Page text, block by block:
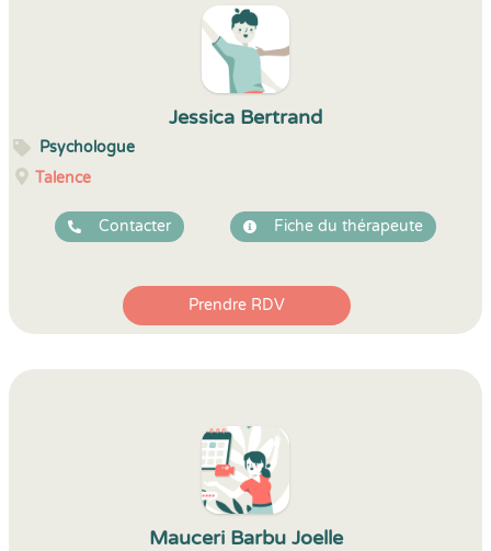
Jessica Bertrand
Psychologue
Talence
Contacter Fiche du thérapeute
Prendre RDV
Mauceri Barbu Joelle